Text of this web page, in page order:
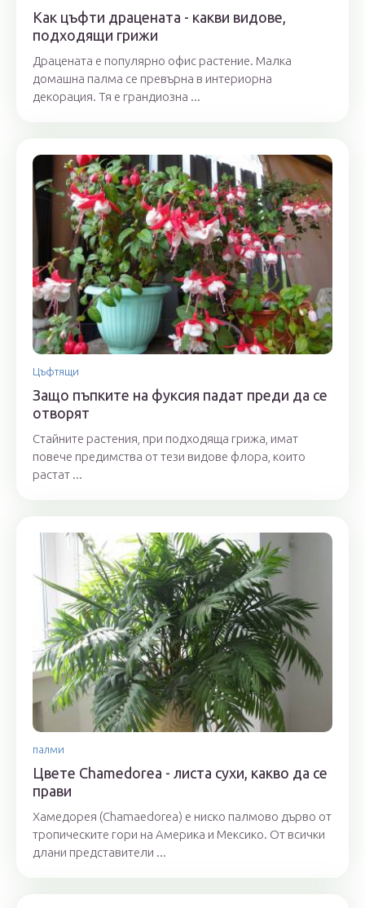
Как цъфти драцената - какви видове,
подходящи грижи
Драцената е популярно офис растение. Малка
домашна палма се превърна в интериорна
декорация. Тя е грандиозна ...
Цъфтящи
Защо пъпките на фуксия падат преди да се
отворят
Стайните растения, при подходяща грижа, имат
повече предимства от тези видове флора, които
растат ...
палми
Цвете Chamedorea - листа сухи, какво да се
прави
Хамедорея (Chamaedorea) е ниско палмово дърво от
тропическите гори на Америка и Мексико. От всички
длани представители ...